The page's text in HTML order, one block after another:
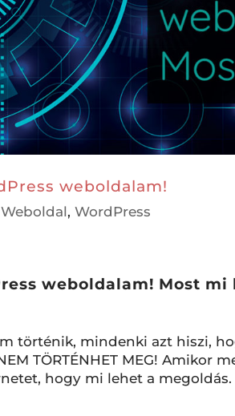
weboldalam!
Weboldal,WordPress
weboldalam! Most mi
történik, mindenki azt hiszi,
TÖRTÉNHET MEG! Amikor
hogy mi lehet a